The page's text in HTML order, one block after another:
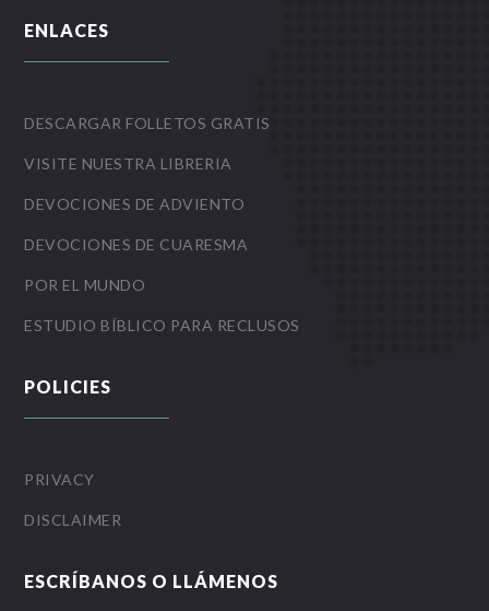
ENLACES
DESCARGAR FOLLETOS GRATIS
VISITE NUESTRA LIBRERIA
DEVOCIONES DE ADVIENTO
DEVOCIONES DE CUARESMA
POR EL MUNDO
ESTUDIO BÍBLICO PARA RECLUSOS
POLICIES
PRIVACY
DISCLAIMER
ESCRÍBANOS O LLÁMENOS